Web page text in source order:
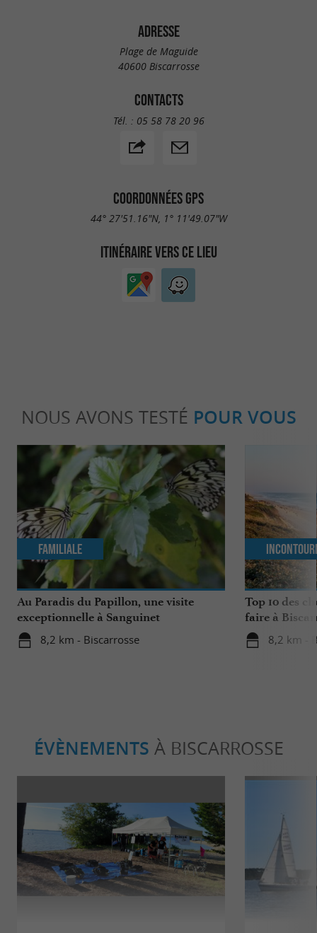
ADRESSE
Plage de Maguide
40600 Biscarrosse
CONTACTS
Tél. : 05 58 78 20 96
COORDONNÉES GPS
44° 27'51.16"N, 1° 11'49.07"W
ITINÉRAIRE VERS CE LIEU
NOUS AVONS TESTÉ POUR VOUS
Au Paradis du Papillon, une visite
exceptionnelle à Sanguinet
8,2 km - Biscarrosse
Familiale
Top 10 des
faire à
8,2 km -
ÉVÈNEMENTS À BISCARROSSE